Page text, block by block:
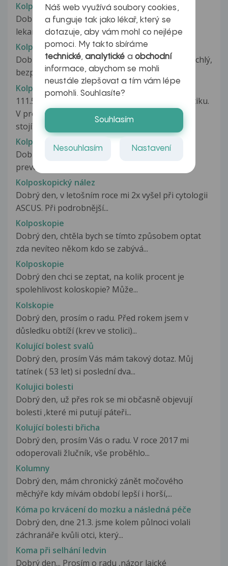
Kolpo E
Dobr den, chtela bych se zeptat co znamena na
lekarske zprave z gynekologickeho...
Kolpo nález
Dobrý den, rok po porodu (přirozený, vcelku rychlý,
bezproblémový) mi lékařka...
Kolpoperineoplastika
111.5.2008 jsem mpostoupila operaci- vag plastiku.
V propoušěcí správě
stojí:Vaginofixatiosec.Amreich...
Kolposkopická expertíza
Dobrý den, před půl rokem jsem byla na
preventivní prohlídce u gynekologa....
Kolposkopický nález
Dobrý den, v letošním roce mi 2x vyšel při cytologii
ASCUS. Při podrobnější...
Kolposkopie
Dobrý den, chtěla bych se tímto způsobem optat
zda nevíteo někom kdo se zabývá...
Kolposkopie
Dobrý den chci se zeptat, na kolik procent je
spolehlivost koloskopie? Může...
Kolskopie
Dobrý den, prosím o radu. Před rokem jsem v
důsledku obtíží (krev ve stolici)...
Kolující bolest svalů
Dobrý den, prosím Vás mám takový dotaz. Můj
tatínek ( 53 let) si poslední dva...
Kolujici bolesti
Dobrý den, už přes rok se mi občasně objevují
bolesti ,které mi putují páteři...
Kolující bolesti břicha
Dobrý den, prosím Vás o radu. V roce 2017 mi
odoperovali žlučník, vše proběhlo...
Kolumny
Dobrý den, mám chronický zánět močového
měchýře kdy mívám období lepší i horší,...
Kóma po krvácení do mozku a následná péče
Dobrý den, dne 21.3. jsme kolem půlnoci volali
záchranáře kvůli otci, který...
Koma při selhání ledvin
Dobrý den... Prosím o radu ,názor laické
Náš web využívá soubory cookies,
a funguje tak jako lékař, který se
dotazuje, aby vám mohl co nejlépe
pomoci. My takto sbíráme
technické,analytické a obchodní
informace, abychom se mohli
neustále zlepšovat a tím vám lépe
pomohli. Souhlasíte?
Souhlasím
Nesouhlasím Nastavení